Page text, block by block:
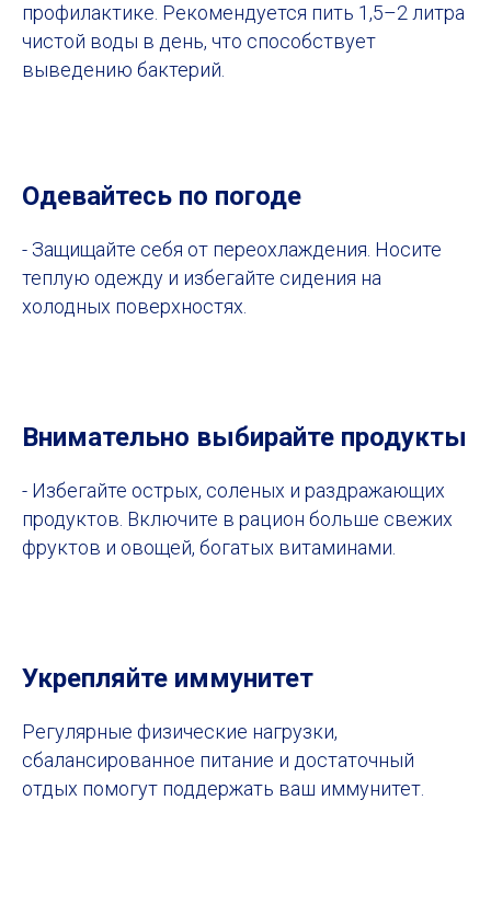
профилактике. Рекомендуется пить 1,5–2 литра
чистой воды в день, что способствует
выведению бактерий.
Одевайтесь по погоде
- Защищайте себя от переохлаждения. Носите
теплую одежду и избегайте сидения на
холодных поверхностях.
Внимательно выбирайте продукты
- Избегайте острых, соленых и раздражающих
продуктов. Включите в рацион больше свежих
фруктов и овощей, богатых витаминами.
Укрепляйте иммунитет
Регулярные физические нагрузки,
сбалансированное питание и достаточный
отдых помогут поддержать ваш иммунитет.